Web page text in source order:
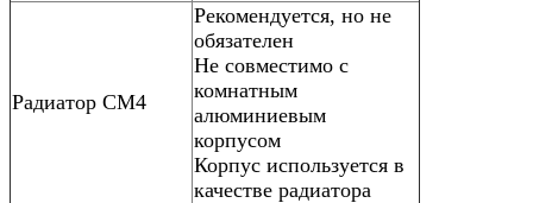
Радиатор CM4
Рекомендуется, но не
обязателен
Не совместимо с
комнатным
алюминиевым
корпусом
Корпус используется в
качестве радиатора